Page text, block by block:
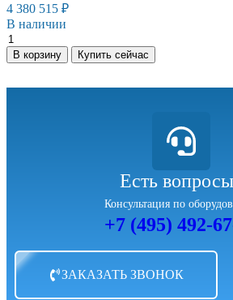
4 380 515 ₽
В наличии
В корзину Купить сейчас
Есть
Консультация по
+7 (495) 492-
ЗАКАЗАТЬ ЗВОНОК